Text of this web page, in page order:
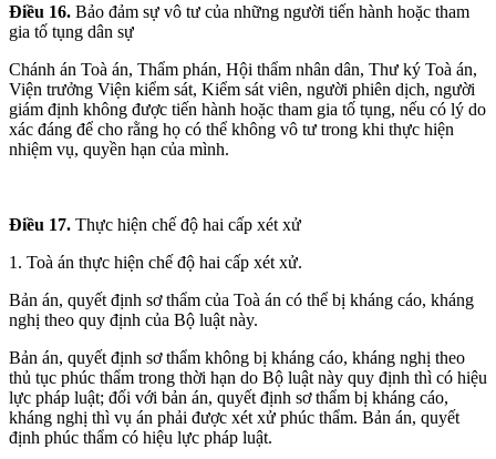
Điều 16. Bảo đảm sự vô tư của những người tiến hành hoặc tham
gia tố tụng dân sự
Chánh án Toà án, Thẩm phán, Hội thẩm nhân dân, Thư ký Toà án,
Viện trưởng Viện kiểm sát, Kiểm sát viên, người phiên dịch, người
giám định không được tiến hành hoặc tham gia tố tụng, nếu có lý do
xác đáng để cho rằng họ có thể không vô tư trong khi thực hiện
nhiệm vụ, quyền hạn của mình.
Điều 17. Thực hiện chế độ hai cấp xét xử
1. Toà án thực hiện chế độ hai cấp xét xử.
Bản án, quyết định sơ thẩm của Toà án có thể bị kháng cáo, kháng
nghị theo quy định của Bộ luật này.
Bản án, quyết định sơ thẩm không bị kháng cáo, kháng nghị theo
thủ tục phúc thẩm trong thời hạn do Bộ luật này quy định thì có hiệu
lực pháp luật; đối với bản án, quyết định sơ thẩm bị kháng cáo,
kháng nghị thì vụ án phải được xét xử phúc thẩm. Bản án, quyết
định phúc thẩm có hiệu lực pháp luật.